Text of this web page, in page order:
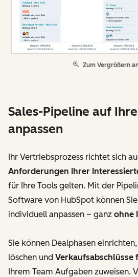
Zum Vergrößern
Sales-Pipeline auf
anpassen
Ihr Vertriebsprozess richtet sich
Anforderungen Ihrer
für Ihre Tools gelten. Mit der
Software von HubSpot können
individuell anpassen – ganz ohne
Sie können Dealphasen
löschen und Verkaufsabschlüsse
Ihrem Team Aufgaben zuweisen.